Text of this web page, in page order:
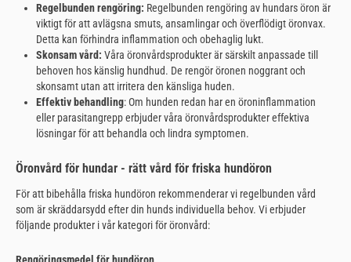
Regelbunden rengöring: Regelbunden rengöring av hundars öron är
viktigt för att avlägsna smuts, ansamlingar och överflödigt öronvax.
Detta kan förhindra inflammation och obehaglig lukt.
Skonsam vård: Våra öronvårdsprodukter är särskilt anpassade till
behoven hos känslig hundhud. De rengör öronen noggrant och
skonsamt utan att irritera den känsliga huden.
Effektiv behandling: Om hunden redan har en öroninflammation
eller parasitangrepp erbjuder våra öronvårdsprodukter effektiva
lösningar för att behandla och lindra symptomen.
Öronvård för hundar - rätt vård för friska hundöron
För att bibehålla friska hundöron rekommenderar vi regelbunden vård
som är skräddarsydd efter din hunds individuella behov. Vi erbjuder
följande produkter i vår kategori för öronvård:
Rengöringsmedel för hundöron